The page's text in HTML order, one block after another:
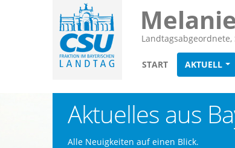
START AKTUELL
Aktuelles aus
Alle Neuigkeiten auf einen Blick.